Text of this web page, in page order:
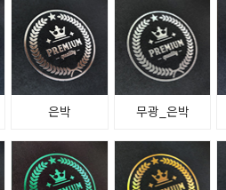
은박 무광_은박